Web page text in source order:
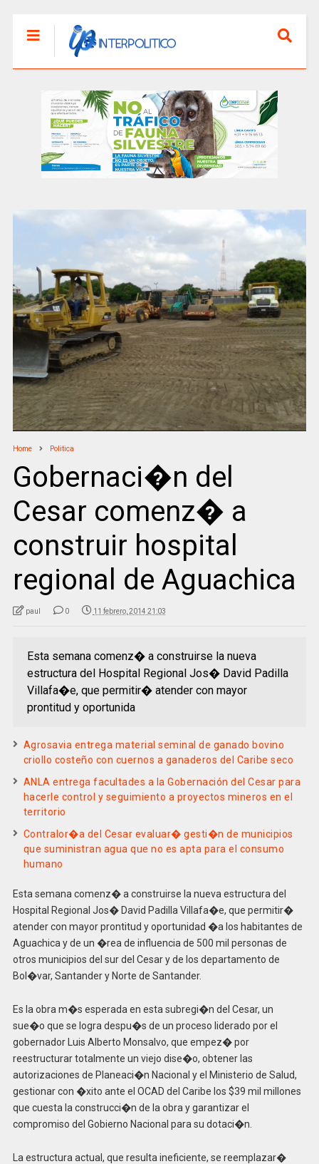
Home Politica
Gobernaci�n del
Cesar comenz� a
construir hospital
regional de Aguachica
paul 0 11 febrero, 2014 21:03
Esta semana comenz� a construirse la nueva
estructura del Hospital Regional Jos� David Padilla
Villafa�e, que permitir� atender con mayor
prontitud y oportunida
Agrosavia entrega material seminal de ganado bovino
criollo costeño con cuernos a ganaderos del Caribe seco
ANLA entrega facultades a la Gobernación del Cesar para
hacerle control y seguimiento a proyectos mineros en el
territorio
Contralor�a del Cesar evaluar� gesti�n de municipios
que suministran agua que no es apta para el consumo
humano
Esta semana comenz� a construirse la nueva estructura del
Hospital Regional Jos� David Padilla Villafa�e, que permitir�
atender con mayor prontitud y oportunidad �a los habitantes de
Aguachica y de un �rea de influencia de 500 mil personas de
otros municipios del sur del Cesar y de los departamento de
Bol�var, Santander y Norte de Santander.
Es la obra m�s esperada en esta subregi�n del Cesar, un
sue�o que se logra despu�s de un proceso liderado por el
gobernador Luis Alberto Monsalvo, que empez� por
reestructurar totalmente un viejo dise�o, obtener las
autorizaciones de Planeaci�n Nacional y el Ministerio de Salud,
gestionar con �xito ante el OCAD del Caribe los $39 mil millones
que cuesta la construcci�n de la obra y garantizar el
compromiso del Gobierno Nacional para su dotaci�n.
La estructura actual, que resulta ineficiente, se reemplazar�